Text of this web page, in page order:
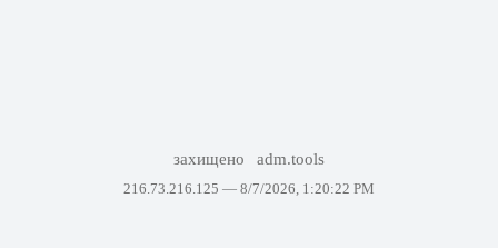
захищено adm.tools
216.73.216.125 — 8/7/2026, 1:20:22 PM